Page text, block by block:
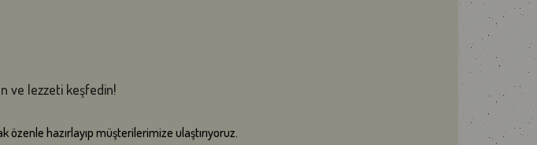
ve lezzeti keşfedin!
özenle hazırlayıp müşterilerimize ulaştırıyoruz.